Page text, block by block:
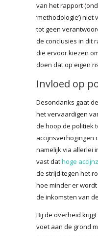
van het rapport
‘methodologie’)
tot geen
de conclusies in dit
die ervoor kiezen
doen dat op eigen
Invloed op
Desondanks gaat
het vervaardigen
de hoop de politiek
accijnsverhogingen
namelijk via allerlei
vast dathoge
de strijd tegen het
hoe minder er
de inkomsten van
Bij de overheid
voet aan de grond